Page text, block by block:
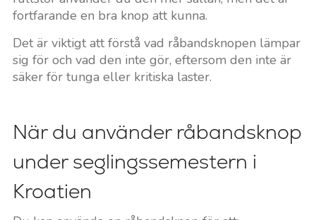
fortfarande en bra knop att kunna.
Det är viktigt att förstå vad råbandsknopen lämpar
sig för och vad den inte gör, eftersom den inte är
säker för tunga eller kritiska laster.
När du använder råbandsknop
under seglingssemestern i
Kroatien